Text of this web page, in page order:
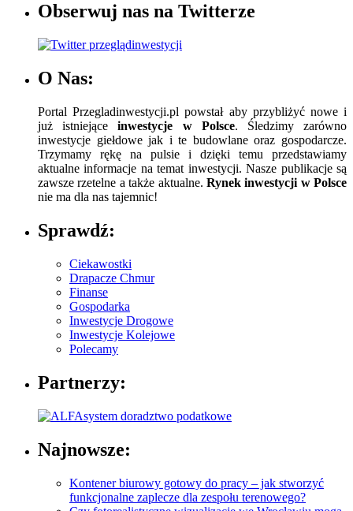
Obserwuj nas na Twitterze
O Nas:
Portal Przegladinwestycji.pl powstał aby przybliżyć nowe i
już istniejąceinwestycje w Polsce. Śledzimy zarówno
inwestycje giełdowe jak i te budowlane oraz gospodarcze.
Trzymamy rękę na pulsie i dzięki temu przedstawiamy
aktualne informacje na temat inwestycji. Nasze publikacje są
zawsze rzetelne a także aktualne. Rynek inwestycji w Polsce
nie ma dla nas tajemnic!
Sprawdź:
Ciekawostki
Drapacze Chmur
Finanse
Gospodarka
Inwestycje Drogowe
Inwestycje Kolejowe
Polecamy
Partnerzy:
Najnowsze:
Kontener biurowy gotowy do pracy – jak stworzyć
funkcjonalne zaplecze dla zespołu terenowego?